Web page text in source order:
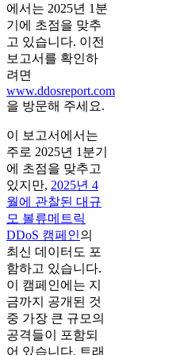
에서는 2025년 1분
기에 초점을 맞추
고 있습니다. 이전
보고서를 확인하
려면
www.ddosreport.com
을 방문해 주세요.
이 보고서에서는
주로 2025년 1분기
에 초점을 맞추고
있지만, 2025년 4
월에 관찰된 대규
모 볼류메트릭
DDoS 캠페인의
최신 데이터도 포
함하고 있습니다.
이 캠페인에는 지
금까지 공개된 것
중 가장 큰 규모의
공격들이 포함되
어 있습니다. 트래